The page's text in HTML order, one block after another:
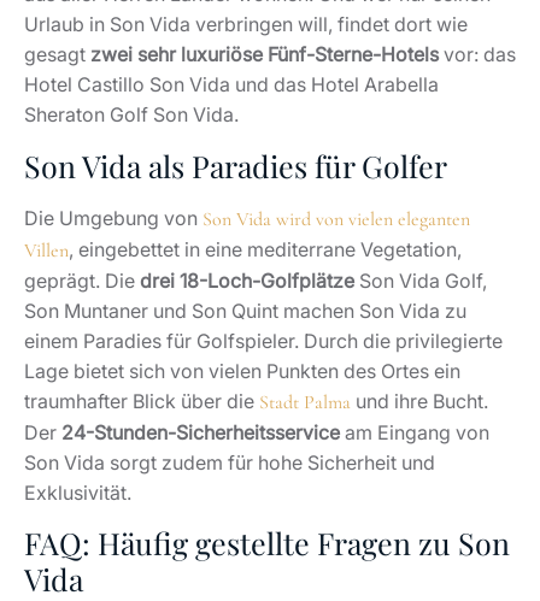
Urlaub in Son Vida verbringen will, findet dort wie
gesagt zwei sehr luxuriöse Fünf-Sterne-Hotelsvor: das
Hotel Castillo Son Vida und das Hotel Arabella
Sheraton Golf Son Vida.
Son Vida als Paradies für Golfer
Die Umgebung von Son Vida wird von vielen eleganten
Villen, eingebettet in eine mediterrane Vegetation,
geprägt. Die drei 18-Loch-Golfplätze Son Vida Golf,
Son Muntaner und Son Quint machen Son Vida zu
einem Paradies für Golfspieler. Durch die privilegierte
Lage bietet sich von vielen Punkten des Ortes ein
traumhafter Blick über die Stadt Palma und ihre Bucht.
Der 24-Stunden-Sicherheitsservice am Eingang von
Son Vida sorgt zudem für hohe Sicherheit und
Exklusivität.
FAQ: Häufig gestellte Fragen zu Son
Vida